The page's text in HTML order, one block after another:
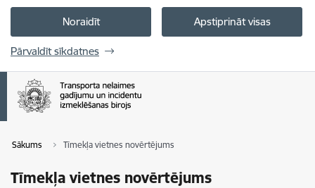
Noraidīt Apstiprināt visas
Pārvaldīt sīkdatnes
Sākums Tīmekļa vietnes novērtējums
Tīmekļa vietnes novērtējums